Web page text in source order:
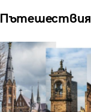
Пътешествия